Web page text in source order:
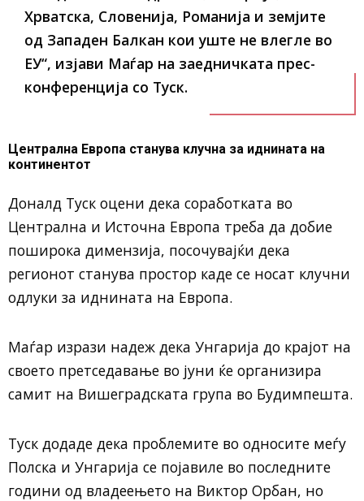
Хрватска, Словенија, Романија и земјите
од Западен Балкан кои уште не влегле во
ЕУ“, изјави Маѓар на заедничката прес-
конференција со Туск.
Централна Европа станува клучна за иднината на
континентот
Доналд Туск оцени дека соработката во
Централна и Источна Европа треба да добие
поширока димензија, посочувајќи дека
регионот станува простор каде се носат клучни
одлуки за иднината на Европа.
Маѓар изрази надеж дека Унгарија до крајот на
своето претседавање во јуни ќе организира
самит на Вишеградската група во Будимпешта.
Туск додаде дека проблемите во односите меѓу
Полска и Унгарија се појавиле во последните
години од владеењето на Виктор Орбан, но